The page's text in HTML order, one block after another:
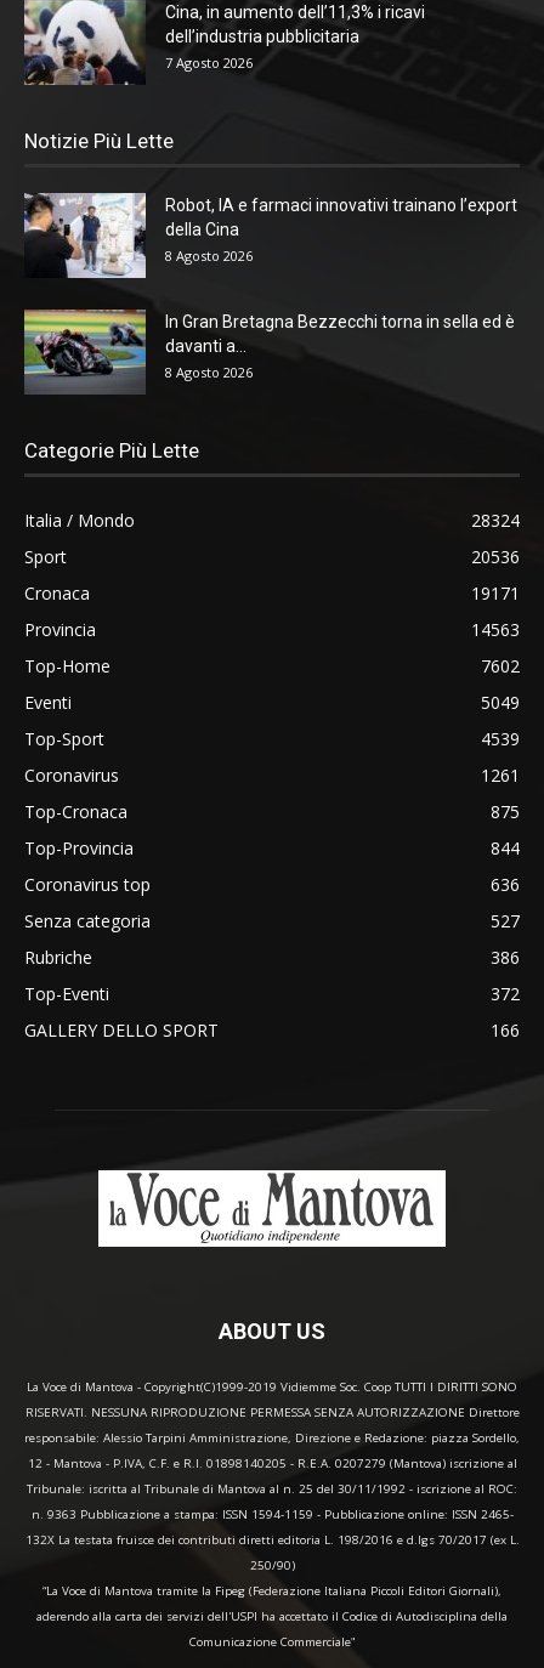
Cina, in aumento dell’11,3% i ricavi
dell’industria pubblicitaria
7 Agosto 2026
Notizie Più Lette
Robot, IA e farmaci innovativi trainano l’export
della Cina
8 Agosto 2026
In Gran Bretagna Bezzecchi torna in sella ed è
davanti a...
8 Agosto 2026
Categorie Più Lette
Italia / Mondo
28324
Sport
20536
Cronaca
19171
Provincia
14563
Top-Home
7602
Eventi
5049
Top-Sport
4539
Coronavirus
1261
Top-Cronaca
875
Top-Provincia
844
Coronavirus top
636
Senza categoria
527
Rubriche
386
Top-Eventi
372
GALLERY DELLO SPORT
166
ABOUT US
La Voce di Mantova - Copyright(C)1999-2019 Vidiemme Soc. Coop TUTTI I DIRITTI SONO
RISERVATI. NESSUNA RIPRODUZIONE PERMESSA SENZA AUTORIZZAZIONE Direttore
responsabile: Alessio Tarpini Amministrazione, Direzione e Redazione: piazza Sordello,
12 - Mantova - P.IVA, C.F. e R.I. 01898140205 - R.E.A. 0207279 (Mantova) iscrizione al
Tribunale: iscritta al Tribunale di Mantova al n. 25 del 30/11/1992 - iscrizione al ROC:
n. 9363 Pubblicazione a stampa: ISSN 1594-1159 - Pubblicazione online: ISSN 2465-
132X La testata fruisce dei contributi diretti editoria L. 198/2016 e d.lgs 70/2017 (ex L.
250/90)
“La Voce di Mantova tramite la Fipeg (Federazione Italiana Piccoli Editori Giornali),
aderendo alla carta dei servizi dell'USPI ha accettato il Codice di Autodisciplina della
Comunicazione Commerciale"